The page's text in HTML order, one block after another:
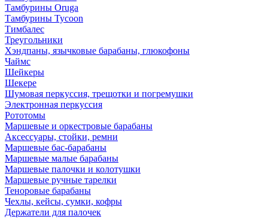
Тамбурины Oruga
Тамбурины Tycoon
Тимбалес
Треугольники
Хэндпаны, язычковые барабаны, глюкофоны
Чаймс
Шейкеры
Шекере
Шумовая перкуссия, трещотки и погремушки
Электронная перкуссия
Рототомы
Маршевые и оркестровые барабаны
Аксессуары, стойки, ремни
Маршевые бас-барабаны
Маршевые малые барабаны
Маршевые палочки и колотушки
Маршевые ручные тарелки
Теноровые барабаны
Чехлы, кейсы, сумки, кофры
Держатели для палочек